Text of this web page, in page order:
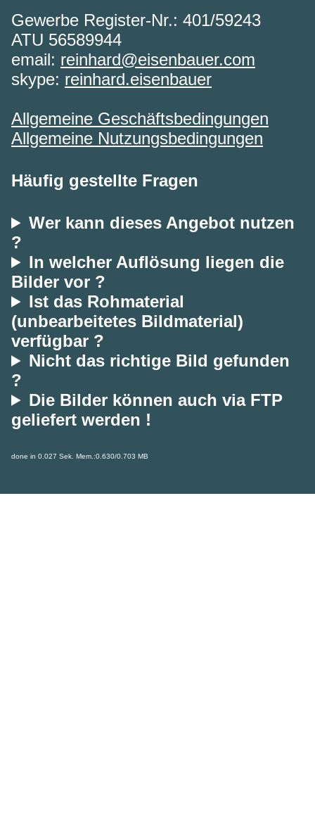
Gewerbe Register-Nr.: 401/59243
ATU 56589944
email: reinhard@eisenbauer.com
skype: reinhard.eisenbauer
Allgemeine Geschäftsbedingungen
Allgemeine Nutzungsbedingungen
Häufig gestellte Fragen
Wer kann dieses Angebot nutzen
?
In welcher Auflösung liegen die
Bilder vor ?
Ist das Rohmaterial
(unbearbeitetes Bildmaterial)
verfügbar ?
Nicht das richtige Bild gefunden
?
Die Bilder können auch via FTP
geliefert werden !
done in 0.027 Sek. Mem.:0.630/0.703 MB